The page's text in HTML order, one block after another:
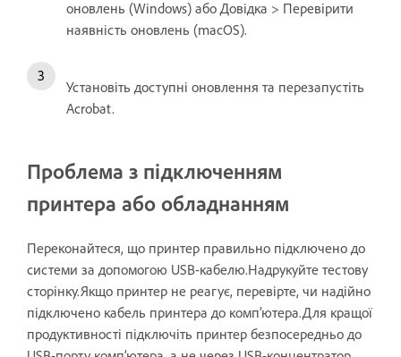
оновлень (Windows) або Довідка > Перевірити
наявність оновлень (macOS).
Установіть доступні оновлення та перезапустіть
Acrobat.
Проблема з підключенням
принтера або обладнанням
Переконайтеся, що принтер правильно підключено до
системи за допомогою USB-кабелю.Надрукуйте тестову
сторінку.Якщо принтер не реагує, перевірте, чи надійно
підключено кабель принтера до комп’ютера.Для кращої
продуктивності підключіть принтер безпосередньо до